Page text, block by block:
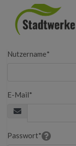
Seite
Klicken Sie, um die
Nutzer
Nutzername*
E-Mail*
Passwort*